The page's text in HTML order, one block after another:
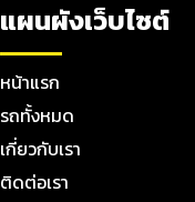
แผนผังเว็บไซต์
หน้าแรก
รถทั้งหมด
เกี่ยวกับเรา
ติดต่อเรา